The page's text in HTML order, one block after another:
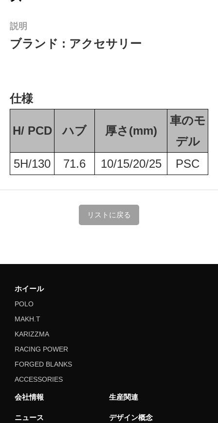
説明
ブランド : アクセサリー
仕様
H/ PCD ハブ 厚さ(mm)
車のモ
デル
5H/130
71.6 10/15/20/25 PSC
リストに戻る
ホイール
POLO
MAKH.T
KARIZZMA
RACING POWER
FORGED BLANKS
ACCESSORIES
会社情報 生産関連
ニュース デザイン概念